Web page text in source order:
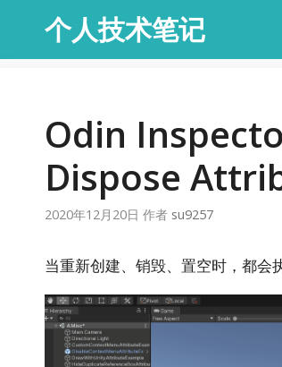
内
个人技术笔记
Odin
Dispose
2020年12月20日 作者 su9257
当重新创建、销毁、置空时，都会